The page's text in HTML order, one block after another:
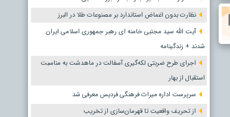
نظارت بدون اغماض استاندارد بر مصنوعات طلا در البرز
آیت الله سید مجتبی خامنه ای رهبر جمهوری اسلامی ایران
شدند + زندگینامه
اجرای طرح ضربتی لکه‌گیری آسفالت در ماهدشت به مناسبت
استقبال از بهار
سرپرست اداره میراث فرهنگی فردیس معرفی شد
از تحریف واقعیت تا قهرمان‌سازی از تخریب